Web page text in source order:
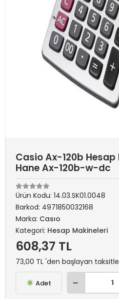
Casio Ax-120b Hesap
Hane Ax-120b-w-dc
Ürün Kodu: 14.03.SK01.0048
Barkod: 4971850032168
Marka: Casıo
Kategori: Hesap Makineleri
608,37 TL
73,00 TL 'den başlayan
Adet